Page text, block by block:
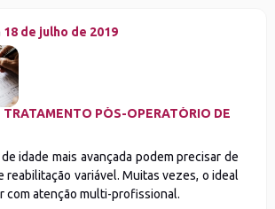
18 de julho de 2019
TRATAMENTO PÓS-OPERATÓRIO DE
idade mais avançada podem precisar de
reabilitação variável. Muitas vezes, o ideal
com atenção multi-profissional.